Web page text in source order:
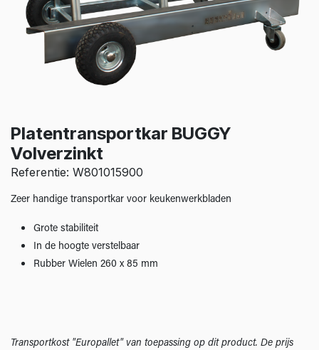
Platentransportkar BUGGY
Volverzinkt
Referentie: W801015900
Zeer handige transportkar voor keukenwerkbladen
Grote stabiliteit
In de hoogte verstelbaar
Rubber Wielen 260 x 85 mm
Transportkost "Europallet" van toepassing op dit product. De prijs